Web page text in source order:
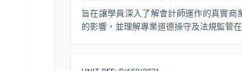
旨在讓學員深入了解會計師運作的真實
的影響，並理解專業道德操守及法規監管